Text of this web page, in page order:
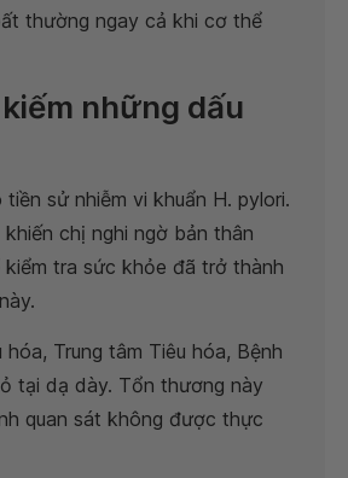
thường ngay cả khi cơ thể
những dấu
sử nhiễm vi khuẩn H. pylori.
chị nghi ngờ bản thân
kiểm tra sức khỏe đã trở thành
Trung tâm Tiêu hóa, Bệnh
tại dạ dày. Tổn thương này
quan sát không được thực